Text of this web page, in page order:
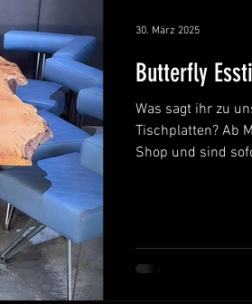
Baumscheiben
Büro / Gaming Tisch
Tour Rivertable Tv
Tv Lift Schrank
Butterfly
Was sagt ihr zu
Tischplatten? Ab
Shop und sind
30. März 2025